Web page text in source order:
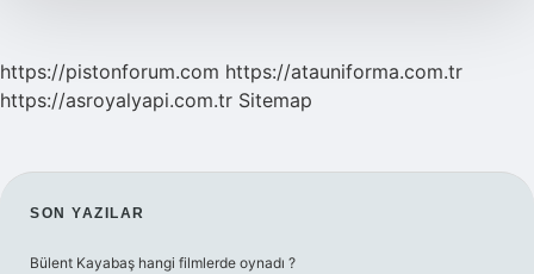
https://pistonforum.com https://atauniforma.com.tr
https://asroyalyapi.com.tr Sitemap
SIDEBAR
SON YAZILAR
Bülent Kayabaş hangi filmlerde oynadı ?